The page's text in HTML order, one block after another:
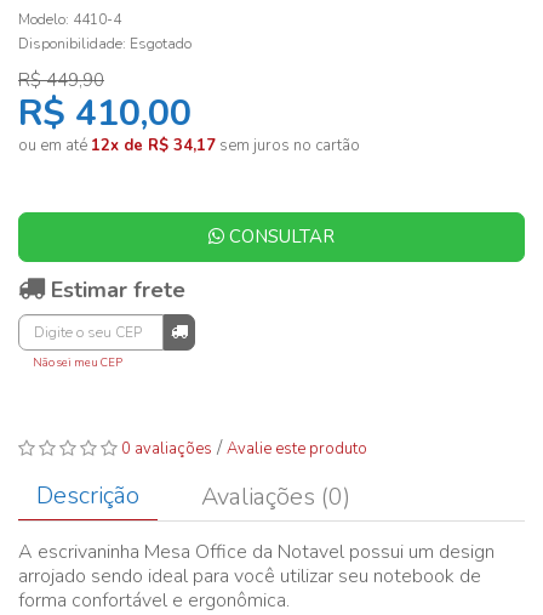
Modelo: 4410-4
Disponibilidade: Esgotado
R$ 449,90
R$ 410,00
ou em até 12x de R$ 34,17 sem juros no cartão
CONSULTAR
Estimar frete
Não sei meu CEP
0 avaliações /Avalie este produto
Descrição Avaliações (0)
A escrivaninha Mesa Office da Notavel possui um design
arrojado sendo ideal para você utilizar seu notebook de
forma confortável e ergonômica.